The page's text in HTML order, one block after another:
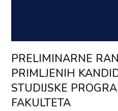
PRELIMINARNE
PRIMLJENIH
STUDIJSKE
FAKULTETA